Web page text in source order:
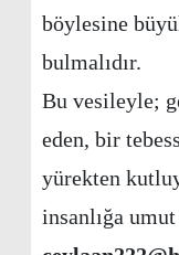
böylesine
bulmalıdır.
Bu vesileyle;
eden, bir
yürekten
insanlığa